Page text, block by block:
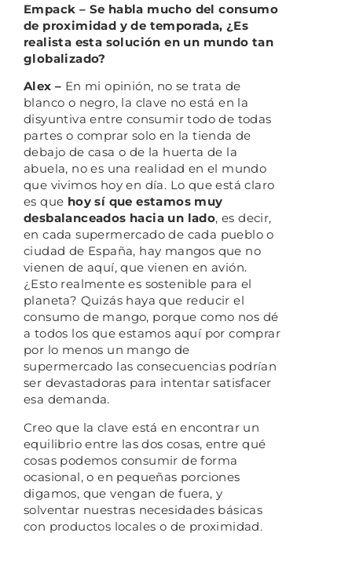
Empack – Se habla mucho del consumo
de proximidad y de temporada, ¿Es
realista esta solución en un mundo tan
globalizado?
Alex – En mi opinión, no se trata de
blanco o negro, la clave no está en la
disyuntiva entre consumir todo de todas
partes o comprar solo en la tienda de
debajo de casa o de la huerta de la
abuela, no es una realidad en el mundo
que vivimos hoy en día. Lo que está claro
es que hoy sí que estamos muy
desbalanceados hacia un lado, es decir,
en cada supermercado de cada pueblo o
ciudad de España, hay mangos que no
vienen de aquí, que vienen en avión.
¿Esto realmente es sostenible para el
planeta? Quizás haya que reducir el
consumo de mango, porque como nos dé
a todos los que estamos aquí por comprar
por lo menos un mango de
supermercado las consecuencias podrían
ser devastadoras para intentar satisfacer
esa demanda.
Creo que la clave está en encontrar un
equilibrio entre las dos cosas, entre qué
cosas podemos consumir de forma
ocasional, o en pequeñas porciones
digamos, que vengan de fuera, y
solventar nuestras necesidades básicas
con productos locales o de proximidad.